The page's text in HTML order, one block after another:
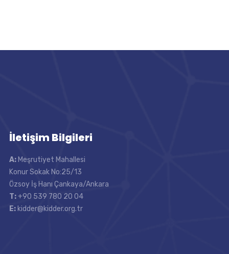
İletişim Bilgileri
A: Meşrutiyet Mahallesi
Konur Sokak No:25/13
Özsoy İş Hanı Çankaya/Ankara
T:+90 539 780 20 04
E: kidder@kidder.org.tr